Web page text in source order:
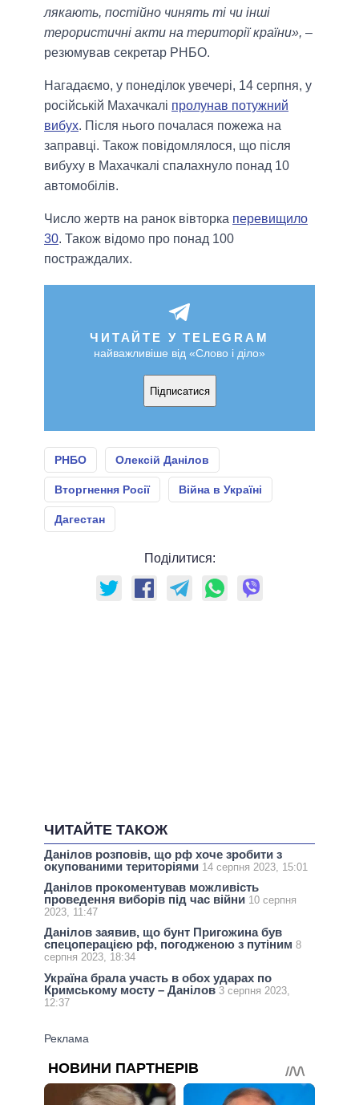
лякають, постійно чинять ті чи інші
терористичні акти на території країни», –
резюмував секретар РНБО.
Нагадаємо, у понеділок увечері, 14 серпня, у
російській Махачкалі пролунав потужний
вибух. Після нього почалася пожежа на
заправці. Також повідомлялося, що після
вибуху в Махачкалі спалахнуло понад 10
автомобілів.
Число жертв на ранок вівторка перевищило
30. Також відомо про понад 100
постраждалих.
ЧИТАЙТЕ У TELEGRAM
найважливіше від «Слово і діло»
Підписатися
РНБО Олексій Данілов
Вторгнення Росії Війна в Україні
Дагестан
Поділитися:
ЧИТАЙТЕ ТАКОЖ
Данілов розповів, що рф хоче зробити з
окупованими територіями 14 серпня 2023, 15:01
Данілов прокоментував можливість
проведення виборів під час війни 10 серпня
2023, 11:47
Данілов заявив, що бунт Пригожина був
спецоперацією рф, погодженою з путіним 8
серпня 2023, 18:34
Україна брала участь в обох ударах по
Кримському мосту – Данілов 3 серпня 2023,
12:37